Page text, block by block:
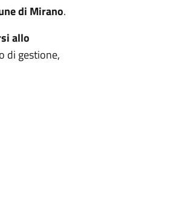
di Mirano.
allo
di gestione,